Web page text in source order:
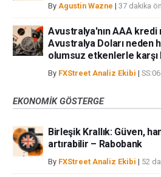
By Agustin Wazne | 37 dakika
Avustralya'nın AAA
Avustralya Doları neden
olumsuz etkenlerle karşı
By FXStreet Analiz Ekibi |
EKONOMIK GÖSTERGE
Birleşik Krallık: Güven,
artırabilir – Rabobank
By FXStreet Analiz Ekibi | 52